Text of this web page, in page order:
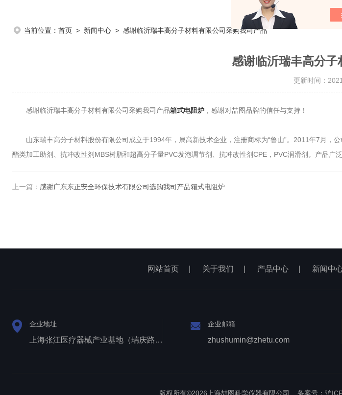
当前位置： 首页 > 新闻中心 > 感谢临沂瑞丰高分子材料有限公司采购我司产品
感谢临沂瑞丰高分
更新时间：
感谢临沂瑞丰高分子材料有限公司采购我司产品箱式电阻炉 ，感谢对喆图品牌的信任与支持！
山东瑞丰高分子材料股份有限公司成立于1994年，属高新技术企业，注册商标为“鲁山”。2011年7月，
酯类加工助剂、抗冲改性剂MBS树脂和超高分子量PVC发泡调节剂、抗冲改性剂CPE，PVC润滑剂。产品广
上一篇： 感谢广东东正安全环保技术有限公司选购我司产品箱式电阻炉
网站首页 关于我们 产品中心 新闻中
企业地址
上海张江医疗器械产业基地（瑞庆路528号）
企业邮箱
zhushumin@zhetu.com
版权所有©2026上海喆图科学仪器有限公司 备案号：沪